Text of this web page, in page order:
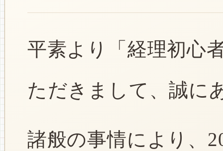
平素より「経理初心
ただきまして、誠に
諸般の事情により、